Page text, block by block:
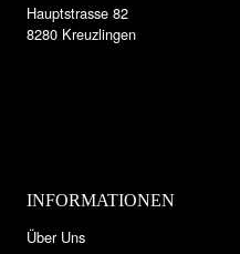
Hauptstrasse 82
8280 Kreuzlingen
INFORMATIONEN
Über Uns